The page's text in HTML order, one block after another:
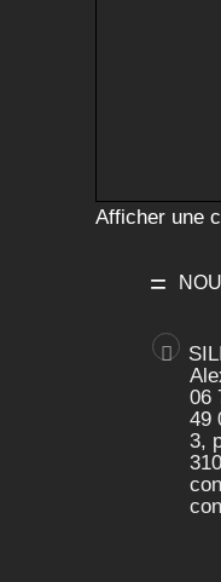
Afficher une
06
49
3,